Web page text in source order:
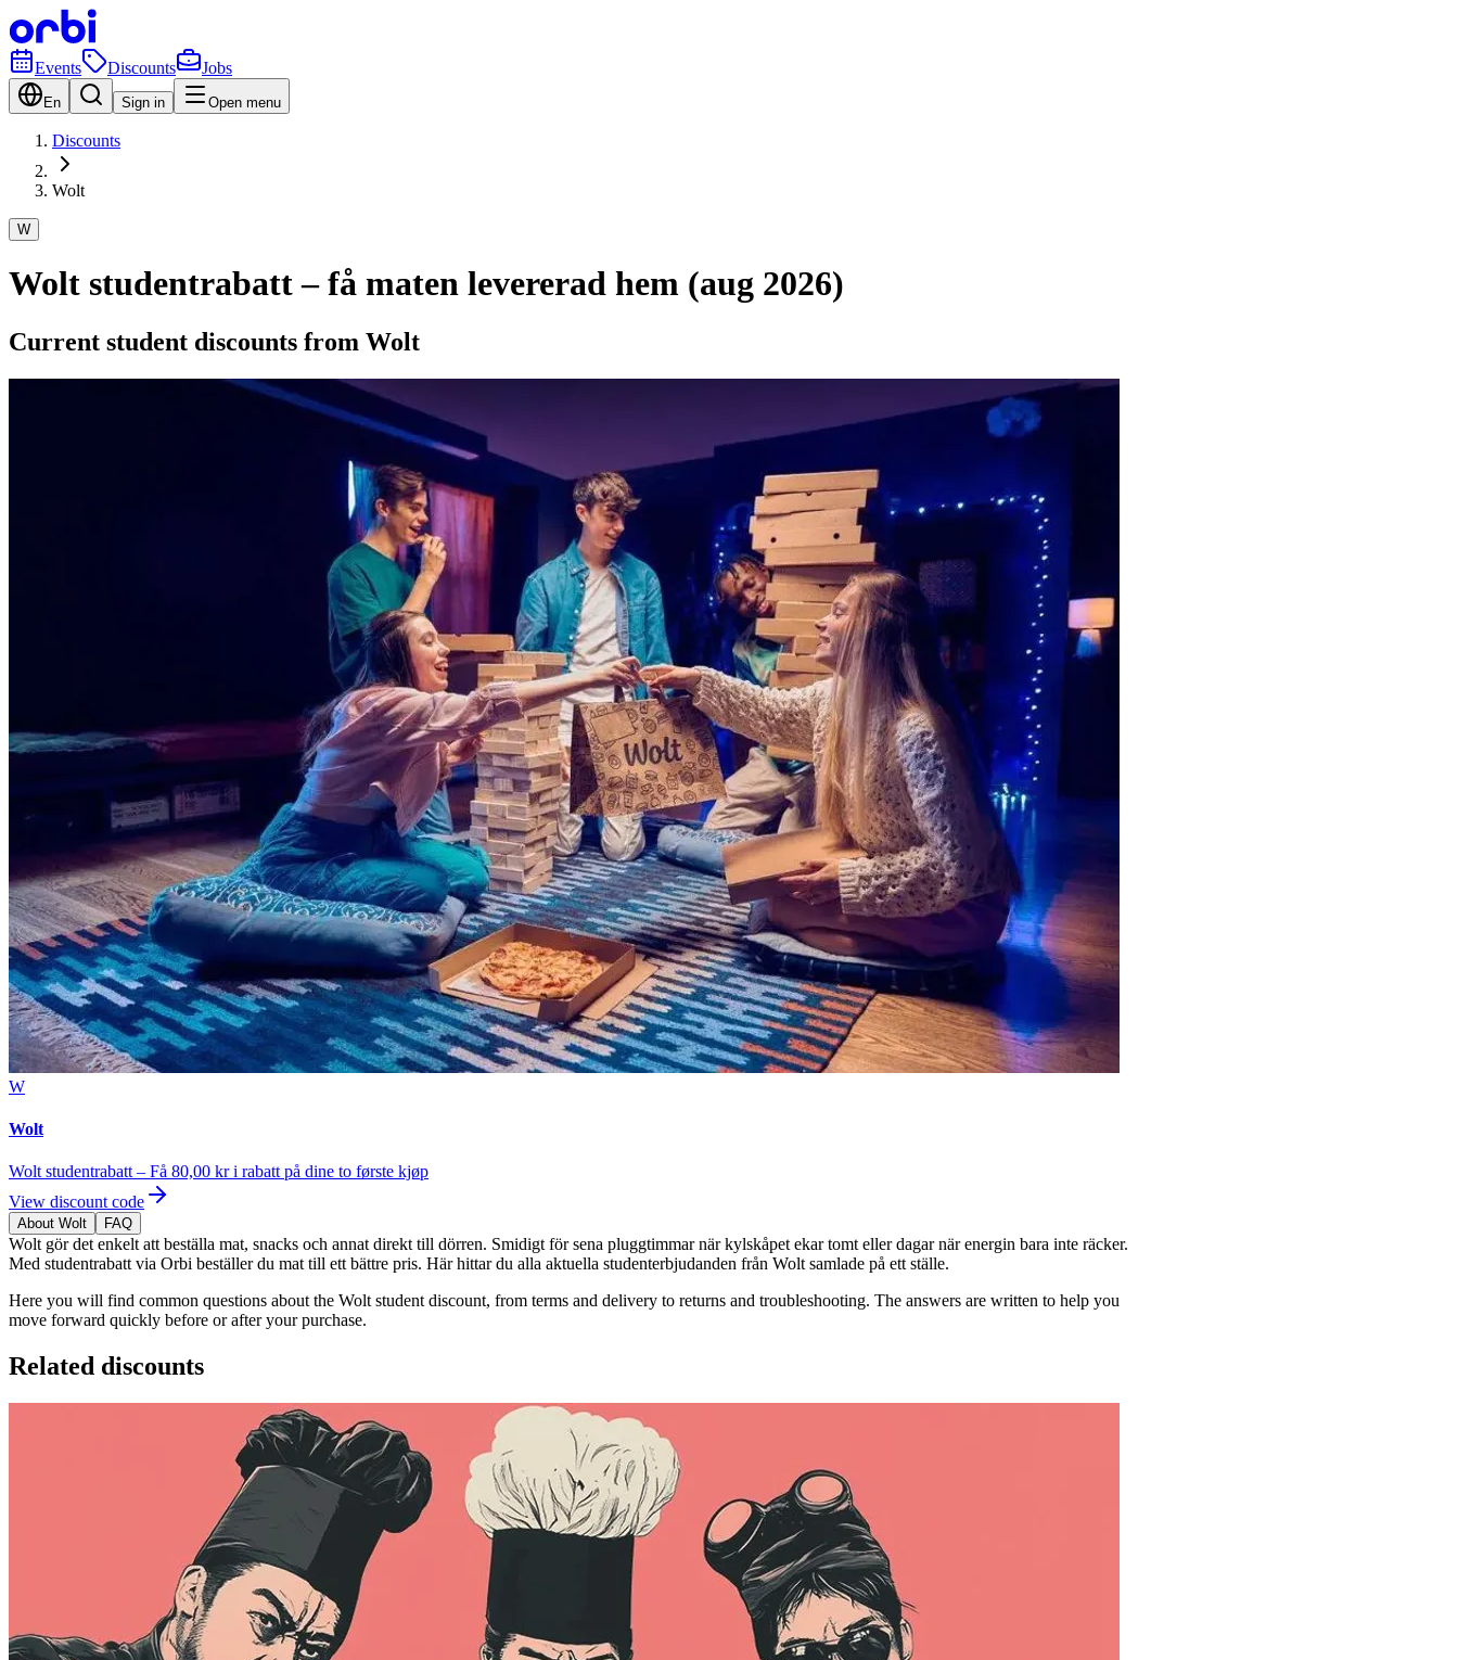
Events Discounts Jobs
En Sign in Open menu
Discounts
Wolt
W
Wolt studentrabatt – få maten levererad hem (aug 2026)
Current student discounts from Wolt
W
Wolt
Wolt studentrabatt – Få 80,00 kr i rabatt på dine to første kjøp
View discount code
About Wolt FAQ
Wolt gör det enkelt att beställa mat, snacks och annat direkt till dörren. Smidigt för sena pluggtimmar när kylskåpet ekar tomt eller dagar när energin bara inte räcker.
Med studentrabatt via Orbi beställer du mat till ett bättre pris. Här hittar du alla aktuella studenterbjudanden från Wolt samlade på ett ställe.
Here you will find common questions about the Wolt student discount, from terms and delivery to returns and troubleshooting. The answers are written to help you
move forward quickly before or after your purchase.
Related discounts